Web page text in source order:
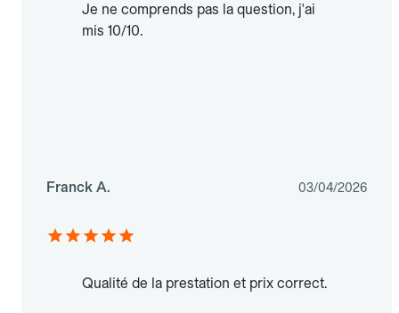
Je ne comprends pas la question, j'ai
mis 10/10.
Franck A. 03/04/2026
Qualité de la prestation et prix correct.